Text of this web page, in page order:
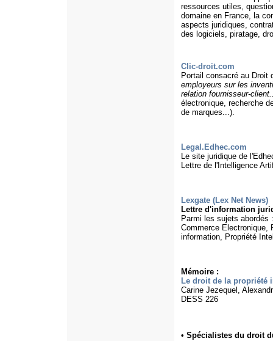
ressources utiles,
domaine en France, la
aspects juridiques,
des logiciels, piratage,
Clic-droit.com
Portail consacré au Droit
employeurs sur les
relation fournisseur-
électronique, recherche
de marques...).
Legal.Edhec.com
Le site juridique de
Lettre de l'Intelligence
Lexgate (Lex Net News)
Lettre d'information
Parmi les sujets abordés
Commerce Electronique,
information, Propriété
Mémoire :
Le droit de la propriété
Carine Jezequel,
DESS 226
• Spécialistes du droit